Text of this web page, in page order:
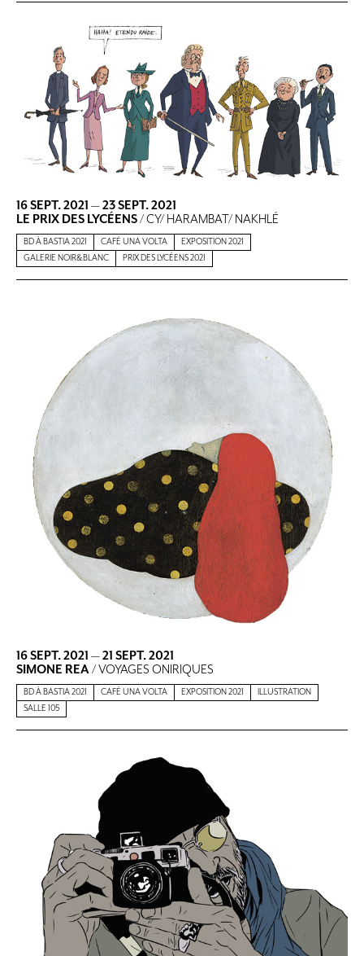
16 SEPT. 2021 —23 SEPT. 2021
LE PRIX DES LYCÉENS/ CY/ HARAMBAT/ NAKHLÉ
BD À BASTIA 2021 CAFÉ UNA VOLTA
EXPOSITION 2021
GALERIE NOIR&BLANC
PRIX DES LYCÉENS 2021
16 SEPT. 2021 —21 SEPT. 2021
SIMONE REA/ VOYAGES ONIRIQUES
BD À BASTIA 2021 CAFÉ UNA VOLTA EXPOSITION 2021
ILLUSTRATION
SALLE 105